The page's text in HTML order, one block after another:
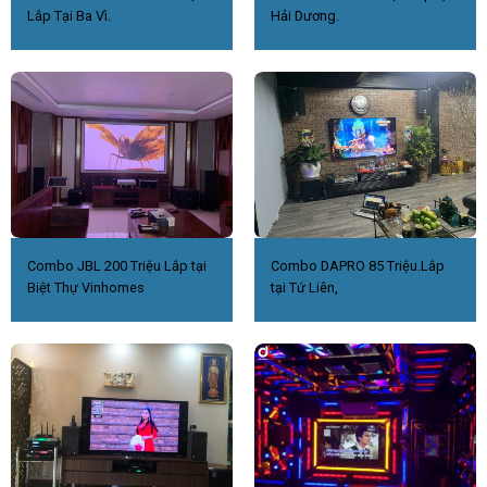
Lắp Tại Ba Vì.
Hải Dương.
Combo JBL 200 Triệu Lắp tại
Biệt Thự Vinhomes
Combo DAPRO 85 Triệu.Lắp
tại Tứ Liên,